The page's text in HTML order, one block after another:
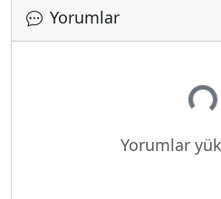
Yorumlar
Yükleniyor...
Yorumlar